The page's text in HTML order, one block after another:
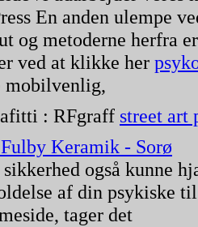
En anden ulempe
og metoderne herfra
ved at klikke her
mobilvenlig,
: RFgraff street art
Keramik - Sorø
også kunne
af din psykiske
tager det